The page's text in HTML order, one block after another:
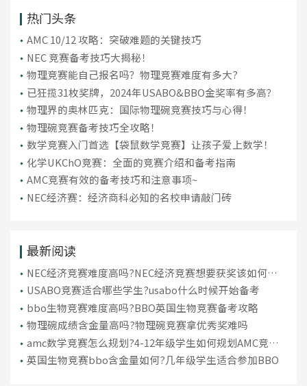
热门头条
AMC 10/12 攻略：突破难题的关键技巧
NEC 竞赛备考技巧大揭秘！
物理竞赛能自己报名吗？物理竞赛难度有多大?
已狂揽31枚奖牌，2024年USABO&BBO金奖率有多高？
物理界的奥林匹克：国际物理碗竞赛技巧与心得！
物理碗竞赛备考技巧全攻略！
数学竞赛入门首选【袋鼠数学竞赛】让孩子爱上数学！
化学UKChO竞赛：全面的竞赛介绍和备考指南
AMC竞赛有效的备考技巧和注意事项~
NEC经济赛：经济商科必知的名校申请敲门砖
最新阅读
NEC经济竞赛难度高吗?NEC经济竞赛想要获奖该如何准
备
USABO竞赛适合哪些学生?usabo什么时候开始备考
bbo生物竞赛难度高吗?BBO英国生物竞赛备考攻略
物理碗成绩含金量高吗?物理碗竞赛拿优秀奖难吗
amc数学竞赛怎么规划?4-12年级学生如何规划AMC竞赛
路线
英国生物竞赛bbo含金量如何?几年级学生适合参加BBO